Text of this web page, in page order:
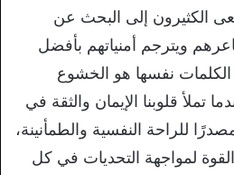
الكثيرون إلى البحث عن
ويترجم أمنياتهم بأفضل
الكلمات نفسها هو الخشوع
تملأ قلوبنا الإيمان والثقة في
للراحة النفسية والطمأنينة،
لمواجهة التحديات في كل